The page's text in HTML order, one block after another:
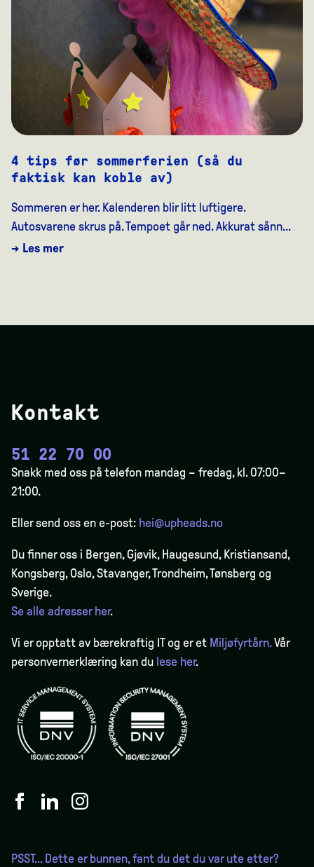
4 tips før sommerferien (så du
faktisk kan koble av)
Sommeren er her. Kalenderen blir litt luftigere.
Autosvarene skrus på. Tempoet går ned. Akkurat sånn...
→ Les mer
Kontakt
51 22 70 00
Snakk med oss på telefon mandag – fredag, kl. 07:00–
21:00.
Eller send oss en e-post: hei@upheads.no
Du finner oss i Bergen,Gjøvik, Haugesund, Kristiansand,
Kongsberg, Oslo, Stavanger, Trondheim, Tønsberg og
Sverige.
Se alle adresser her.
Vi er opptatt av bærekraftig IT og er et Miljøfyrtårn.Vår
personvernerklæring kan du lese her.
PSST... Dette er bunnen, fant du det du var ute etter?